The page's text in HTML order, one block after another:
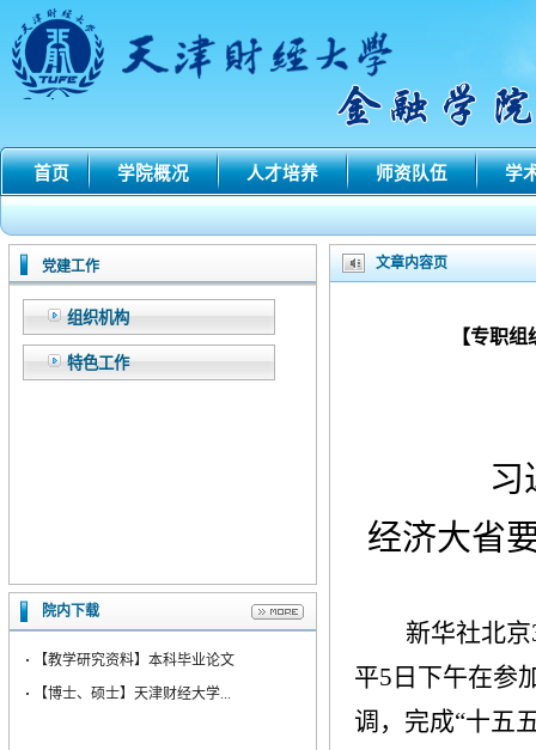
首页 学院概况 人才培养 师资队伍 学
党建工作
组织机构
特色工作
院内下载
·
【教学研究资料】本科毕业论文
·
【博士、硕士】天津财经大学...
文章内容页
【专职
习
经济大省
新华社北京
平5日下午在参
调，完成“十五